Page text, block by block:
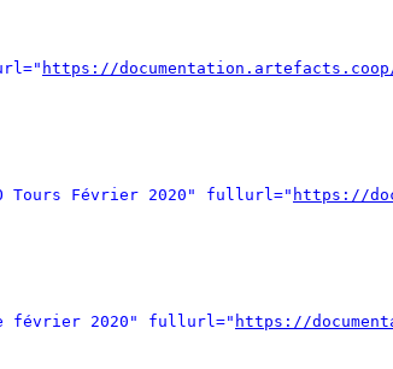
https://
Tours Février 2020" fullurl=" https://
février 2020" fullurl=" https://